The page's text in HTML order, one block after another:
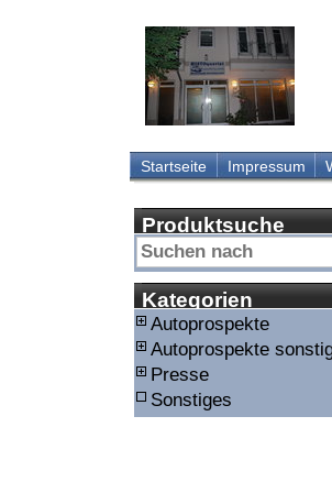
Startseite Impressum
Produktsuche
Kategorien
Autoprospekte
Autoprospekte
Presse
Sonstiges